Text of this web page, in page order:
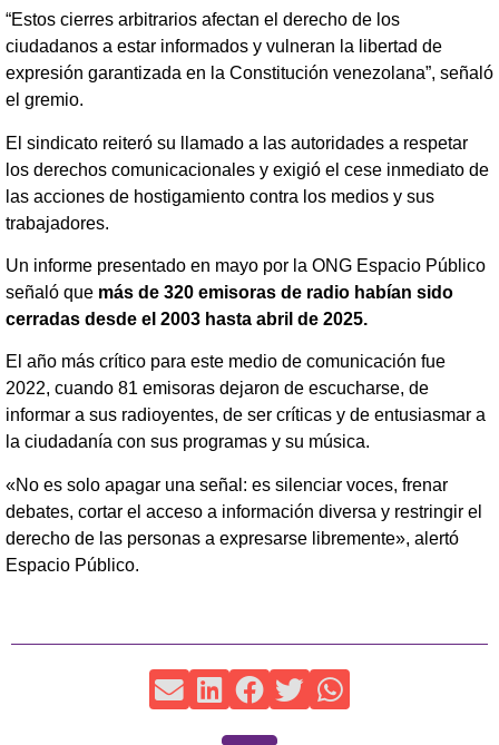
“Estos cierres arbitrarios afectan el derecho de los
ciudadanos a estar informados y vulneran la libertad de
expresión garantizada en la Constitución venezolana”, señaló
el gremio.
El sindicato reiteró su llamado a las autoridades a respetar
los derechos comunicacionales y exigió el cese inmediato de
las acciones de hostigamiento contra los medios y sus
trabajadores.
Un informe presentado en mayo por la ONG Espacio Público
señaló que más de 320 emisoras de radio habían sido
cerradas desde el 2003 hasta abril de 2025.
El año más crítico para este medio de comunicación fue
2022, cuando 81 emisoras dejaron de escucharse, de
informar a sus radioyentes, de ser críticas y de entusiasmar a
la ciudadanía con sus programas y su música.
«No es solo apagar una señal: es silenciar voces, frenar
debates, cortar el acceso a información diversa y restringir el
derecho de las personas a expresarse libremente», alertó
Espacio Público.